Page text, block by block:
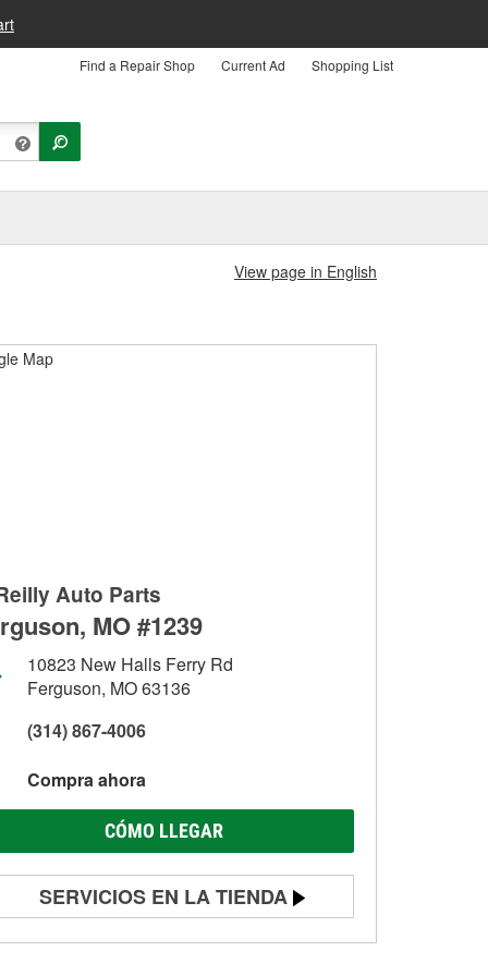
Find a Repair Shop Current Ad Shopping List
View page in English
Auto Parts
MO #1239
10823 New Halls Ferry Rd
Ferguson, MO 63136
(314) 867-4006
Compra ahora
CÓMO LLEGAR
SERVICIOS EN LA TIENDA
Prueba de batería